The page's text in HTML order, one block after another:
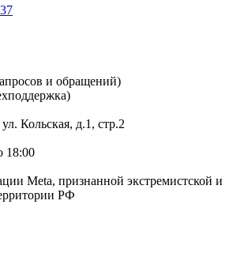
и обращений)
Кольская, д.1, стр.2
18:00
Meta, признанной экстремистской и
РФ